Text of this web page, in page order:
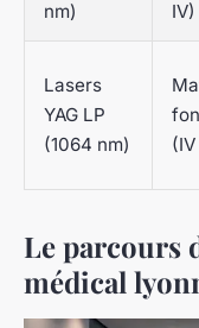
nm)
IV)
Lasers
YAG LP
(1064 nm)
Le parcours
médical